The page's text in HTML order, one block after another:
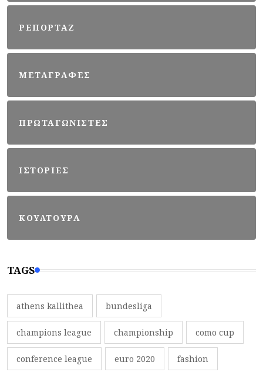
ΡΕΠΟΡΤΑΖ
ΜΕΤΑΓΡΑΦΕΣ
ΠΡΩΤΑΓΩΝΙΣΤΕΣ
ΙΣΤΟΡΙΕΣ
ΚΟΥΛΤΟΥΡΑ
TAGS
athens kallithea bundesliga
champions league championship como cup
conference league euro 2020 fashion